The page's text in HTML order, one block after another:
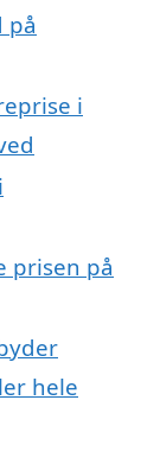
på
i
prisen på
hele